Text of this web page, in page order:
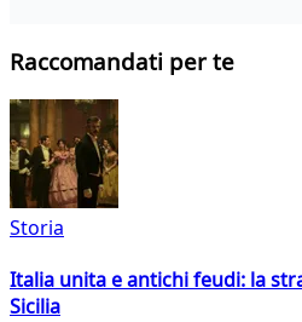
Raccomandati per te
Storia
Italia unita e antichi feudi: la
Sicilia